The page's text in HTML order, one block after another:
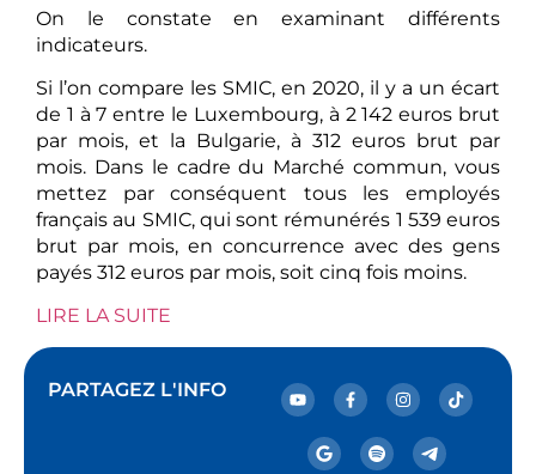
On le constate en examinant différents
indicateurs.
Si l’on compare les SMIC, en 2020, il y a un écart
de 1 à 7 entre le Luxembourg, à 2 142 euros brut
par mois, et la Bulgarie, à 312 euros brut par
mois. Dans le cadre du Marché commun, vous
mettez par conséquent tous les employés
français au SMIC, qui sont rémunérés 1 539 euros
brut par mois, en concurrence avec des gens
payés 312 euros par mois, soit cinq fois moins.
LIRE LA SUITE
PARTAGEZ L'INFO